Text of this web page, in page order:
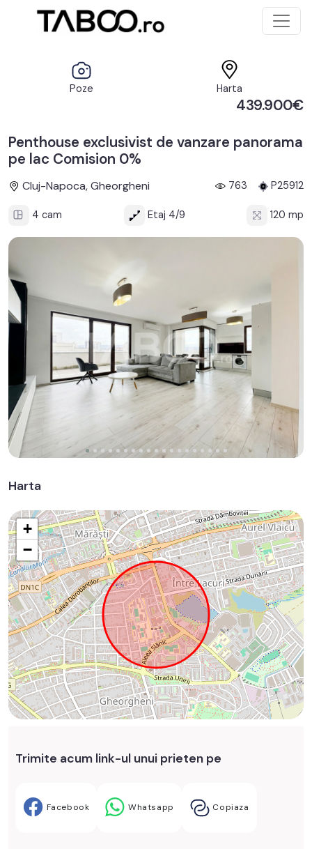
Poze Harta
439.900€
Penthouse exclusivist de vanzare panorama
pe lac Comision 0%
Cluj-Napoca, Gheorgheni 763 P25912
4 cam Etaj 4/9 120 mp
Harta
+
−
Trimite acum link-ul unui prieten pe
Facebook Whatsapp Copiaza